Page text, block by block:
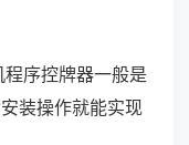
序控牌器一般是
装操作就能实现